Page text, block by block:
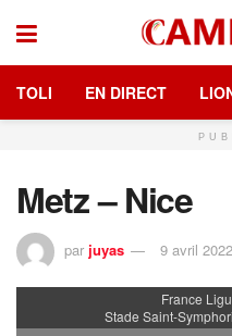
TOLI EN DIRECT
Metz – Nice
par juyas 9 avril 2022
France
Stade Saint-